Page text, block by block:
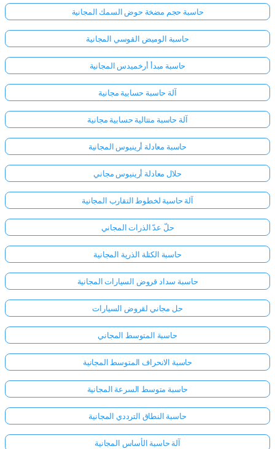
حاسبة حجم مضخة حوض السمك المجانية
حاسبة الوميض القوسي المجانية
حاسبة مبدأ أرخميدس المجانية
آلة حاسبة حسابية مجانية
آلة حاسبة متتالية حسابية مجانية
حاسبة معادلة أرينيوس المجانية
حلال معادلة أرينيوس مجاني
آلة حاسبة لخطوط التقارب المجانية
حلّ عدّ الذرات المجاني
حاسبة الكتلة الذرية المجانية
حاسبة سداد قروض السيارات المجانية
حل مجاني لقروض السيارات
حاسبة المتوسط المجاني
حاسبة الانحراف المتوسط المجانية
حاسبة متوسط السرعة المجانية
حاسبة النطاق الترددي المجانية
آلة حاسبة الأساس المجانية